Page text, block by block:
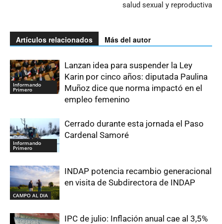
salud sexual y reproductiva
Artículos relacionados Más del autor
Informando
Primero
Lanzan idea para suspender la Ley
Karin por cinco años: diputada Paulina
Muñoz dice que norma impactó en el
empleo femenino
Informando
Primero
Cerrado durante esta jornada el Paso
Cardenal Samoré
CAMPO AL DIA
INDAP potencia recambio generacional
en visita de Subdirectora de INDAP
IPC de julio: Inflación anual cae al 3,5%